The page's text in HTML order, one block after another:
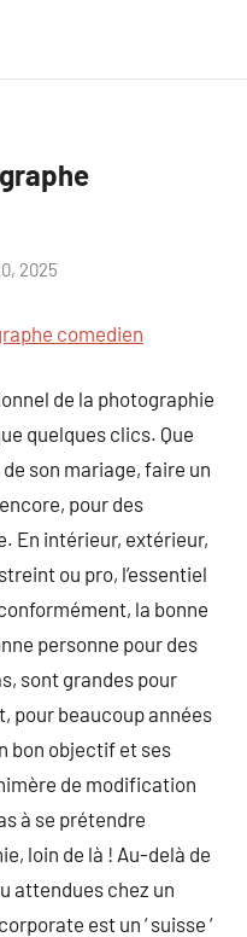
2025
comedien
de la photographie
quelques clics. Que
son mariage, faire un
pour des
En intérieur, extérieur,
ou pro, l’essentiel
la bonne
personne pour des
sont grandes pour
pour beaucoup années
bon objectif et ses
de modification
à se prétendre
loin de là ! Au-delà de
attendues chez un
est un ‘ suisse ‘